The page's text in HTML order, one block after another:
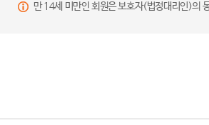
만 14세 미만인 회원은 보호자(법정대리인)의